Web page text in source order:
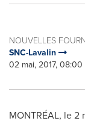
NOUVELLES
SNC-Lavalin
02 mai, 2017, 08:00
MONTRÉAL, le 2